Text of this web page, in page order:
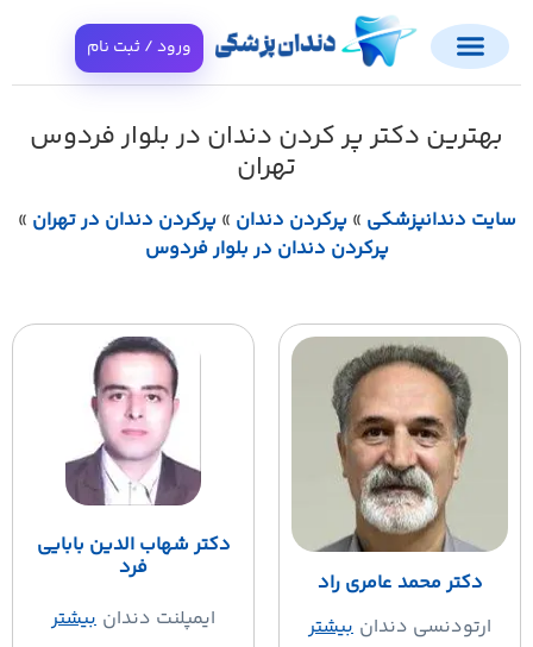
ورود / ثبت نام
بهترین دکتر پر کردن دندان در بلوار فردوس
تهران
دندانپزشکی»پرکردن دندان»پرکردن دندان در تهران»
پرکردن دندان در بلوار فردوس
دکتر محمد عامری راد
ارتودنسی دندان بیشتر
دکتر شهاب الدین بابایی
ایمپلنت دندان بیشتر